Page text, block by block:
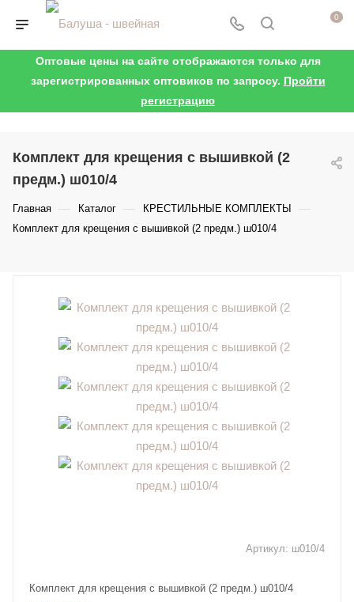
0
Оптовые цены на сайте отображаются только для
зарегистрированных оптовиков по запросу. Пройти
регистрацию
Комплект для крещения с вышивкой (2
предм.) ш010/4
Главная — Каталог — КРЕСТИЛЬНЫЕ КОМПЛЕКТЫ —
Комплект для крещения с вышивкой (2 предм.) ш010/4
Артикул: ш010/4
Комплект для крещения с вышивкой (2 предм.) ш010/4